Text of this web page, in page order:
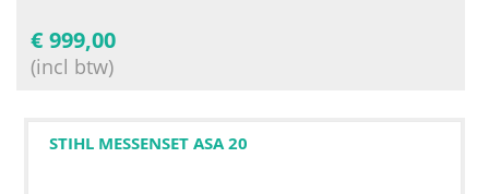
€ 999,00
(incl btw)
STIHL MESSENSET ASA 20